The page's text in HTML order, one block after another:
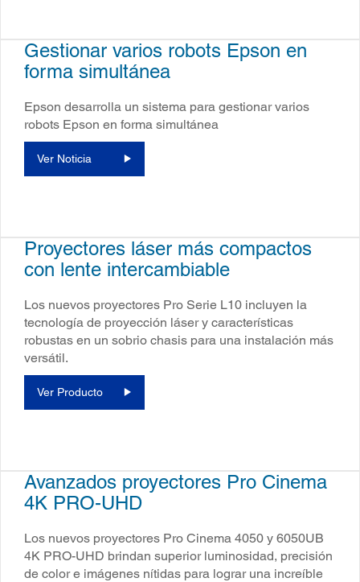
Gestionar varios robots Epson en
forma simultánea
Epson desarrolla un sistema para gestionar varios
robots Epson en forma simultánea
Ver Noticia
Proyectores láser más compactos
con lente intercambiable
Los nuevos proyectores Pro Serie L10 incluyen la
tecnología de proyección láser y características
robustas en un sobrio chasis para una instalación más
versátil.
Ver Producto
Avanzados proyectores Pro Cinema
4K PRO-UHD
Los nuevos proyectores Pro Cinema 4050 y 6050UB
4K PRO-UHD brindan superior luminosidad, precisión
de color e imágenes nítidas para lograr una increíble